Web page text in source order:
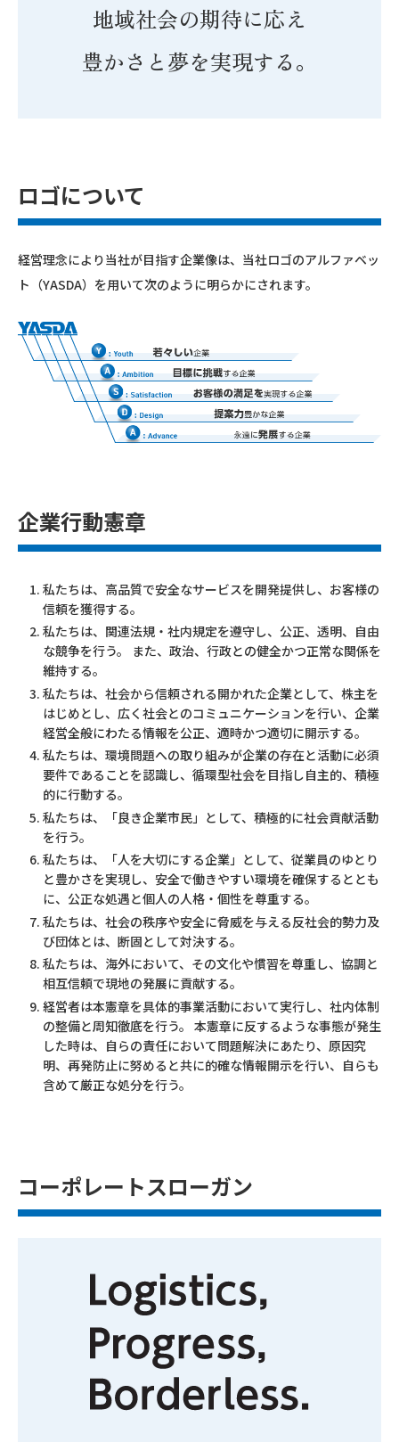
地域社会の期待に応え
豊かさと夢を実現する。
ロゴについて
経営理念により当社が目指す企業像は、当社ロゴのアルファベッ
ト（YASDA）を用いて次のように明らかにされます。
企業行動憲章
私たちは、高品質で安全なサービスを開発提供し、お客様の
信頼を獲得する。
私たちは、関連法規・社内規定を遵守し、公正、透明、自由
な競争を行う。 また、政治、行政との健全かつ正常な関係を
維持する。
私たちは、社会から信頼される開かれた企業として、株主を
はじめとし、広く社会とのコミュニケーションを行い、企業
経営全般にわたる情報を公正、適時かつ適切に開示する。
私たちは、環境問題への取り組みが企業の存在と活動に必須
要件であることを認識し、循環型社会を目指し自主的、積極
的に行動する。
私たちは、「良き企業市民」として、積極的に社会貢献活動
を行う。
私たちは、「人を大切にする企業」として、従業員のゆとり
と豊かさを実現し、安全で働きやすい環境を確保するととも
に、公正な処遇と個人の人格・個性を尊重する。
私たちは、社会の秩序や安全に脅威を与える反社会的勢力及
び団体とは、断固として対決する。
私たちは、海外において、その文化や慣習を尊重し、協調と
相互信頼で現地の発展に貢献する。
経営者は本憲章を具体的事業活動において実行し、社内体制
の整備と周知徹底を行う。 本憲章に反するような事態が発生
した時は、自らの責任において問題解決にあたり、原因究
明、再発防止に努めると共に的確な情報開示を行い、自らも
含めて厳正な処分を行う。
コーポレートスローガン